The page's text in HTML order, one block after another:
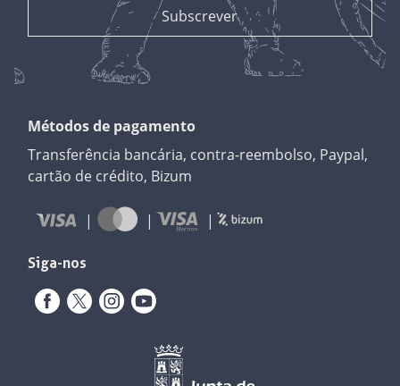
Métodos de pagamento
Transferência bancária, contra-reembolso, Paypal,
cartão de crédito, Bizum
Siga-nos